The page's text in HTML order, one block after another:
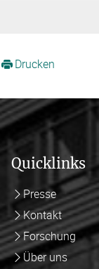
Drucken
Quicklinks
Presse
Kontakt
Forschung
Über uns